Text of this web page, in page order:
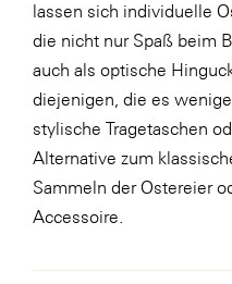
WKS Fachgruppe
WK UBIT
Zühlke
Media
lassen sich individuelle
die nicht nur Spaß beim
auch als optische
diejenigen, die es
stylische Tragetaschen
Alternative zum
Sammeln der Ostereier
Accessoire.